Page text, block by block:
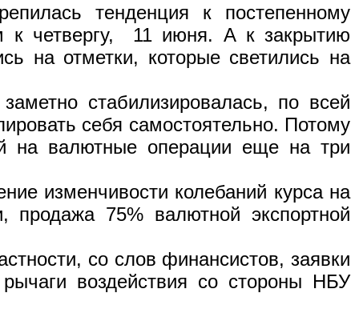
тенденция к постепенному
четвергу,
11 июня. А к закрытию
на отметки, которые светились на
стабилизировалась, по всей
себя самостоятельно. Потому
на валютные операции еще на три
изменчивости колебаний курса на
75% валютной экспортной
со слов финансистов, заявки
воздействия со стороны НБУ